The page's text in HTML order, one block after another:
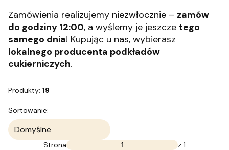
Zamówienia realizujemy niezwłocznie – zamów
do godziny 12:00, a wyślemy je jeszcze tego
samego dnia! Kupując u nas, wybierasz
lokalnego producenta podkładów
cukierniczych.
Produkty: 19
Lista produktów
Sortowanie:
Domyślne
Strona z 1